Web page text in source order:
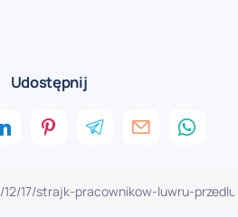
Udostępnij